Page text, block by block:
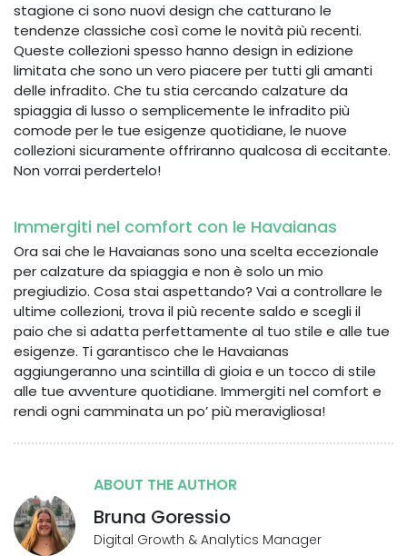
stagione ci sono nuovi design che catturano le
tendenze classiche così come le novità più recenti.
Queste collezioni spesso hanno design in edizione
limitata che sono un vero piacere per tutti gli amanti
delle infradito. Che tu stia cercando calzature da
spiaggia di lusso o semplicemente le infradito più
comode per le tue esigenze quotidiane, le nuove
collezioni sicuramente offriranno qualcosa di eccitante.
Non vorrai perdertelo!
Immergiti nel comfort con le Havaianas
Ora sai che le Havaianas sono una scelta eccezionale
per calzature da spiaggia e non è solo un mio
pregiudizio. Cosa stai aspettando? Vai a controllare le
ultime collezioni, trova il più recente saldo e scegli il
paio che si adatta perfettamente al tuo stile e alle tue
esigenze. Ti garantisco che le Havaianas
aggiungeranno una scintilla di gioia e un tocco di stile
alle tue avventure quotidiane. Immergiti nel comfort e
rendi ogni camminata un po’ più meravigliosa!
ABOUT THE AUTHOR
Bruna Goressio
Digital Growth & Analytics Manager